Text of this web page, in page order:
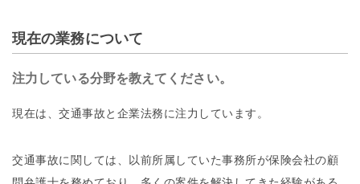
現在の業務について
注力している分野を教えてください。
現在は、交通事故と企業法務に注力しています。
交通事故に関しては、以前所属していた事務所が保険会社の顧